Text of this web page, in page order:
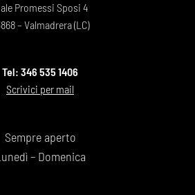
Promessi Sposi 4
– Valmadrera (LC)
Tel: 346 535 1406
Scrivici per mail
Sempre aperto
– Domenica